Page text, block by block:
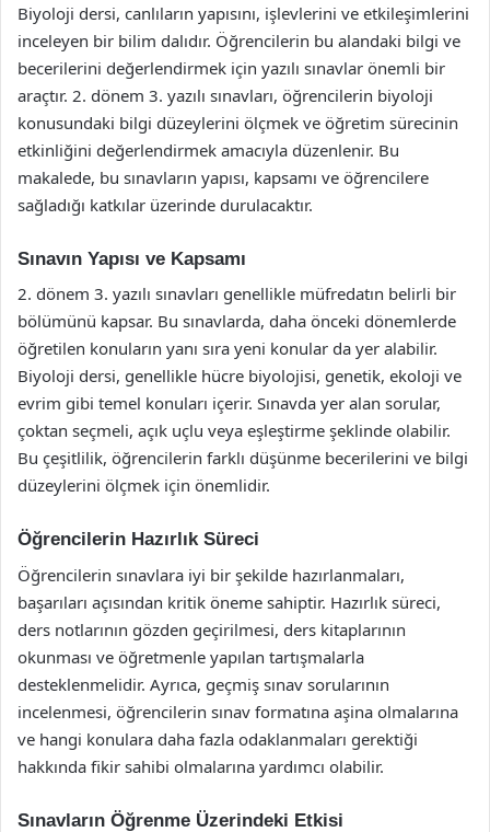
Biyoloji dersi, canlıların yapısını, işlevlerini ve etkileşimlerini
inceleyen bir bilim dalıdır. Öğrencilerin bu alandaki bilgi ve
becerilerini değerlendirmek için yazılı sınavlar önemli bir
araçtır. 2. dönem 3. yazılı sınavları, öğrencilerin biyoloji
konusundaki bilgi düzeylerini ölçmek ve öğretim sürecinin
etkinliğini değerlendirmek amacıyla düzenlenir. Bu
makalede, bu sınavların yapısı, kapsamı ve öğrencilere
sağladığı katkılar üzerinde durulacaktır.
Sınavın Yapısı ve Kapsamı
2. dönem 3. yazılı sınavları genellikle müfredatın belirli bir
bölümünü kapsar. Bu sınavlarda, daha önceki dönemlerde
öğretilen konuların yanı sıra yeni konular da yer alabilir.
Biyoloji dersi, genellikle hücre biyolojisi, genetik, ekoloji ve
evrim gibi temel konuları içerir. Sınavda yer alan sorular,
çoktan seçmeli, açık uçlu veya eşleştirme şeklinde olabilir.
Bu çeşitlilik, öğrencilerin farklı düşünme becerilerini ve bilgi
düzeylerini ölçmek için önemlidir.
Öğrencilerin Hazırlık Süreci
Öğrencilerin sınavlara iyi bir şekilde hazırlanmaları,
başarıları açısından kritik öneme sahiptir. Hazırlık süreci,
ders notlarının gözden geçirilmesi, ders kitaplarının
okunması ve öğretmenle yapılan tartışmalarla
desteklenmelidir. Ayrıca, geçmiş sınav sorularının
incelenmesi, öğrencilerin sınav formatına aşina olmalarına
ve hangi konulara daha fazla odaklanmaları gerektiği
hakkında fikir sahibi olmalarına yardımcı olabilir.
Sınavların Öğrenme Üzerindeki Etkisi